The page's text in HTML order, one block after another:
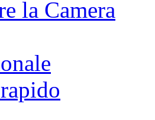
la Camera